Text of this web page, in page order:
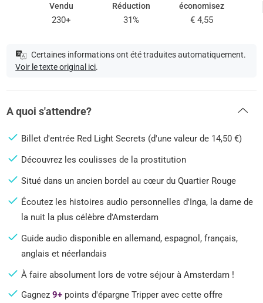
Vendu
230+
Réduction
31%
économisez
€ 4,55
Certaines informations ont été traduites automatiquement.
Voir le texte original ici.
A quoi s'attendre?
Billet d'entrée Red Light Secrets (d'une valeur de 14,50 €)
Découvrez les coulisses de la prostitution
Situé dans un ancien bordel au cœur du Quartier Rouge
Écoutez les histoires audio personnelles d'Inga, la dame de
la nuit la plus célèbre d'Amsterdam
Guide audio disponible en allemand, espagnol, français,
anglais et néerlandais
À faire absolument lors de votre séjour à Amsterdam !
Gagnez9+ points d'épargne Tripper avec cette offre